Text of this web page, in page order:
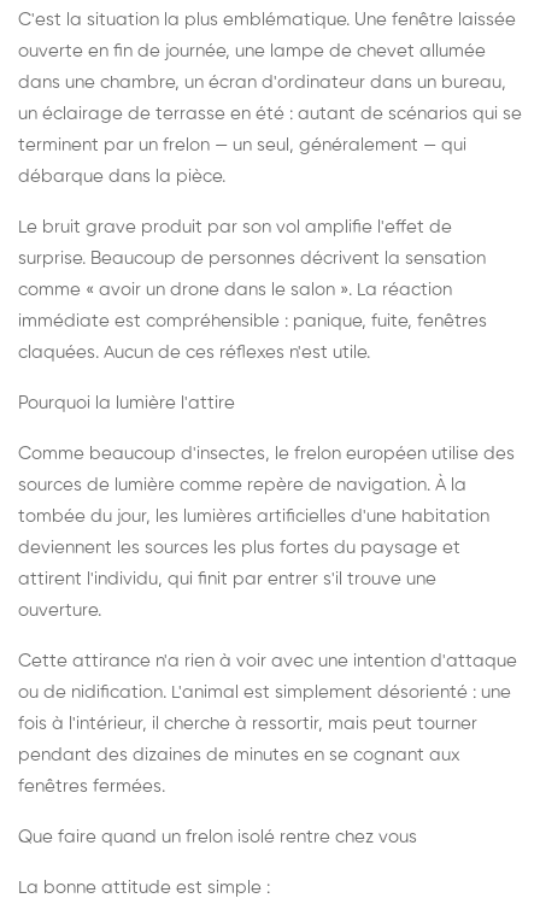
C'est la situation la plus emblématique. Une fenêtre laissée
ouverte en fin de journée, une lampe de chevet allumée
dans une chambre, un écran d'ordinateur dans un bureau,
un éclairage de terrasse en été : autant de scénarios qui se
terminent par un frelon — un seul, généralement — qui
débarque dans la pièce.
Le bruit grave produit par son vol amplifie l'effet de
surprise. Beaucoup de personnes décrivent la sensation
comme « avoir un drone dans le salon ». La réaction
immédiate est compréhensible : panique, fuite, fenêtres
claquées. Aucun de ces réflexes n'est utile.
Pourquoi la lumière l'attire
Comme beaucoup d'insectes, le frelon européen utilise des
sources de lumière comme repère de navigation. À la
tombée du jour, les lumières artificielles d'une habitation
deviennent les sources les plus fortes du paysage et
attirent l'individu, qui finit par entrer s'il trouve une
ouverture.
Cette attirance n'a rien à voir avec une intention d'attaque
ou de nidification. L'animal est simplement désorienté : une
fois à l'intérieur, il cherche à ressortir, mais peut tourner
pendant des dizaines de minutes en se cognant aux
fenêtres fermées.
Que faire quand un frelon isolé rentre chez vous
La bonne attitude est simple :